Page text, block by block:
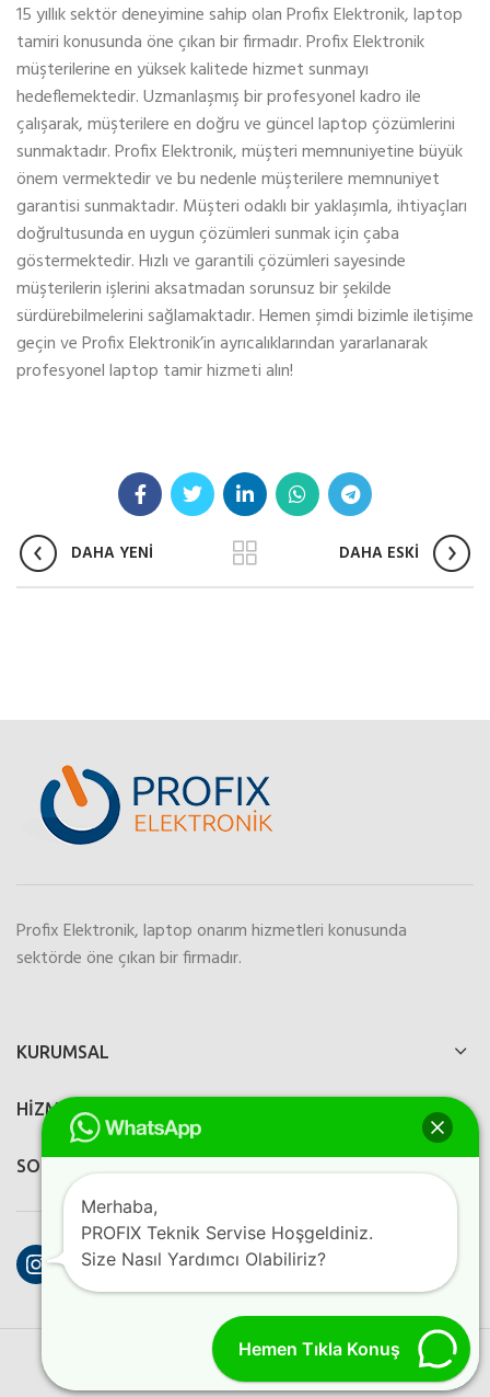
15 yıllık sektör deneyimine sahip olan Profix Elektronik, laptop
tamiri konusunda öne çıkan bir firmadır. Profix Elektronik
müşterilerine en yüksek kalitede hizmet sunmayı
hedeflemektedir. Uzmanlaşmış bir profesyonel kadro ile
çalışarak, müşterilere en doğru ve güncel laptop çözümlerini
sunmaktadır. Profix Elektronik, müşteri memnuniyetine büyük
önem vermektedir ve bu nedenle müşterilere memnuniyet
garantisi sunmaktadır. Müşteri odaklı bir yaklaşımla, ihtiyaçları
doğrultusunda en uygun çözümleri sunmak için çaba
göstermektedir. Hızlı ve garantili çözümleri sayesinde
müşterilerin işlerini aksatmadan sorunsuz bir şekilde
sürdürebilmelerini sağlamaktadır. Hemen şimdi bizimle iletişime
geçin ve Profix Elektronik’in ayrıcalıklarından yararlanarak
profesyonel laptop tamir hizmeti alın!
DAHA YENİ DAHA ESKİ
Profix Elektronik, laptop onarım hizmetleri konusunda
sektörde öne çıkan bir firmadır.
KURUMSAL
HİZMETLERİMİZ
SOSYAL MEDYA
Instagram
Facebook
YouTube
2023 Perfection Dijital AjansKreatif
Programlama
Hemen Tıkla Konuş
Merhaba,
PROFIX Teknik Servise Hoşgeldiniz.
Size Nasıl Yardımcı Olabiliriz?